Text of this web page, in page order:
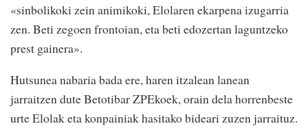
«sinbolikoki zein animikoki, Elolaren ekarpena izugarria
zen. Beti zegoen frontoian, eta beti edozertan laguntzeko
prest gainera».
Hutsunea nabaria bada ere, haren itzalean lanean
jarraitzen dute Betotibar ZPEkoek, orain dela horrenbeste
urte Elolak eta konpainiak hasitako bideari zuzen jarraituz.